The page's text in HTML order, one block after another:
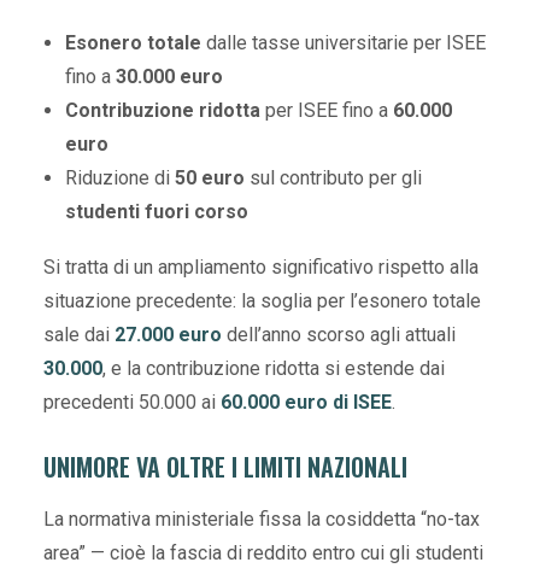
Esonero totale dalle tasse universitarie per ISEE
fino a 30.000 euro
Contribuzione ridotta per ISEE fino a 60.000
euro
Riduzione di 50 euro sul contributo per gli
studenti fuori corso
Si tratta di un ampliamento significativo rispetto alla
situazione precedente: la soglia per l’esonero totale
sale dai 27.000 euro dell’anno scorso agli attuali
30.000, e la contribuzione ridotta si estende dai
precedenti 50.000 ai 60.000 euro di ISEE.
UNIMORE VA OLTRE I LIMITI NAZIONALI
La normativa ministeriale fissa la cosiddetta “no-tax
area” — cioè la fascia di reddito entro cui gli studenti